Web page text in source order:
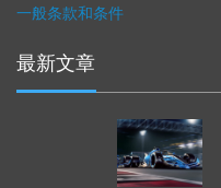
一般条款和条件
最新文章